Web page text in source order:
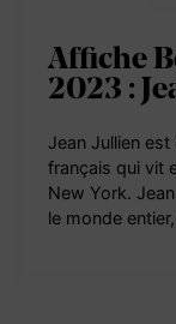
Affiche
2023 :
Jean Jullien
français qui vit
New York.
le monde